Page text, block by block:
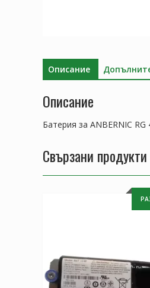
Описание
Описание
Батерия за ANBERNIC RG
Свързани продукти